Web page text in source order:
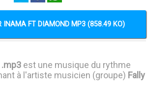
INAMA FT DIAMOND MP3 (858.49 KO)
.mp3 est une musique du rythme
à l'artiste musicien (groupe) Fally